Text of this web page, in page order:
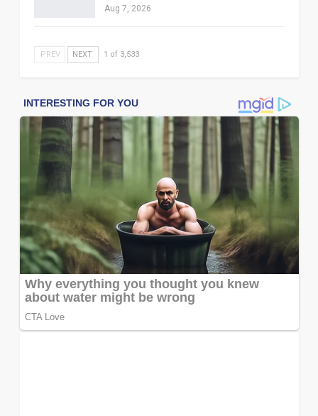
Aug 7, 2026
PREV NEXT 1 of 3,533